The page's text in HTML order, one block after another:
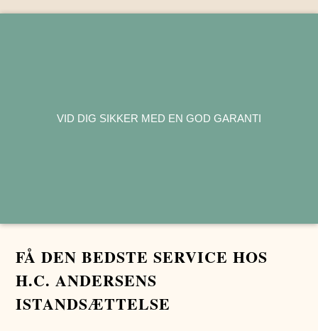
VID DIG SIKKER MED EN GOD GARANTI
FÅ DEN BEDSTE SERVICE HOS
H.C. ANDERSENS
ISTANDSÆTTELSE